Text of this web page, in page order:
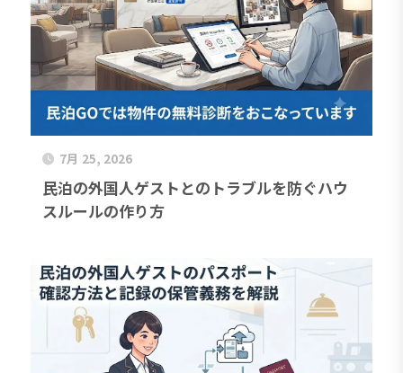
7月 25, 2026
民泊の外国人ゲストとのトラブルを防ぐハウ
スルールの作り方